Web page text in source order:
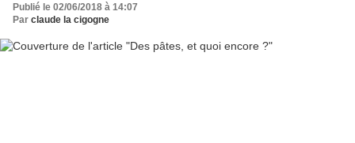
Publié le 02/06/2018 à 14:07
Par claude la cigogne